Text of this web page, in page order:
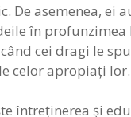
De asemenea, ei
în
cei dragi le
celor apropiaţi lor.
întreţinerea şi